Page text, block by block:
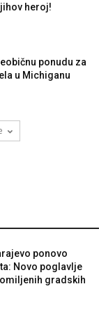
heroj!
ponudu za
u Michiganu
ponovo
Novo poglavlje
gradskih